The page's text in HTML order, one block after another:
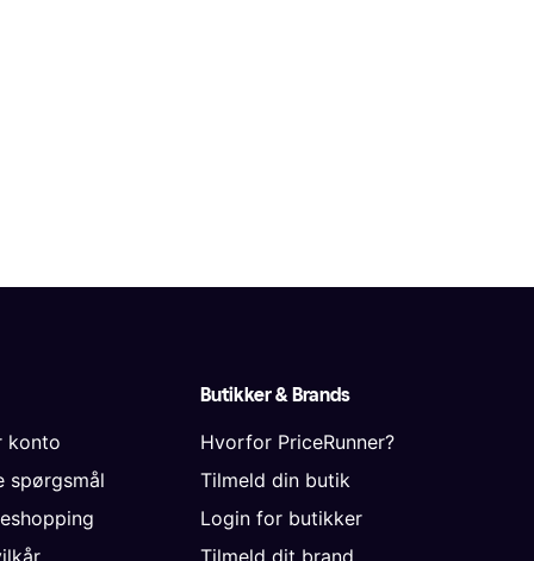
konto
spørgsmål
Butikker & Brands
Hvorfor PriceRunner?
Tilmeld din butik
Login for butikker
Tilmeld dit brand